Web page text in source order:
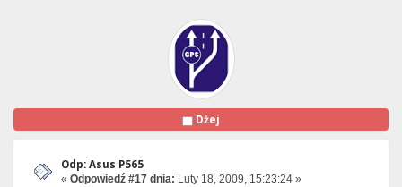
Dżej
Odp: Asus P565
« Odpowiedź #17 dnia: Luty 18, 2009, 15:23:24 »